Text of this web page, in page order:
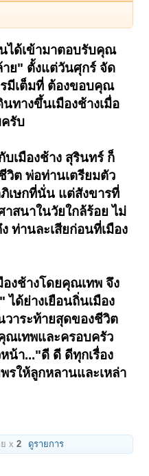
ะพุทธศาสนาและสังคมรอบทิศ ก็
อย่างสงบ เวลา 23.05 น!
สรีระสังขารไม่เน่าเปื่อยของพ่อ
ดีย์วัดพระธาตุน้อย ตราบ
านวาจาสิทธิ์" มอบสมาชิกร่วมบุญ
ไม่ใช้ภาพขององค์ก่อนมาแทน
ออกแบบใบหน้าได้เหมือนพ่อท่าน
อนุญาตสร้างในปี 2502 ในวาระที่
ย(พระธาตุน้อย) แต่ปีนั้นมีวัตถุ
งถูกเมินมองข้ามไป จากนักสะสม
ารหล่อนามพ่อท่าน หล่อว่า "พ่อ
ะชิดขอบบนมากเกินไป)))
ก คลายจากเรื่องร้ายให้กลับกลาย
ดดีทั้งสิ้น เมื่อผ่าน "ปราณ
งค์นี้!
ล้วเว้นวรรค ต่อด้วย
นได้เข้ามาตอบรับคุณ
ย" ตั้งแต่วันศุกร์ จัด
มีเต็มที่ ต้องขอบคุณ
ทางขึ้นเมืองช้างเมื่อ
ครับ
เมืองช้าง สุรินทร์ ก็
วิต พ่อท่านเตรียมตัว
เษกที่นั่น แต่สังขารที่
สนาในวัยใกล้ร้อย ไม่
ท่านละเสียก่อนที่เมือง
งช้างโดยคุณเทพ จึง
ได้ย่างเยือนถิ่นเมือง
วาระท้ายสุดของชีวิต
ณเทพและครอบครัว
น้า..."ดี ดี ดีทุกเรื่อง
รให้ลูกหลานและเหล่า
ย x2 ดูรายการ